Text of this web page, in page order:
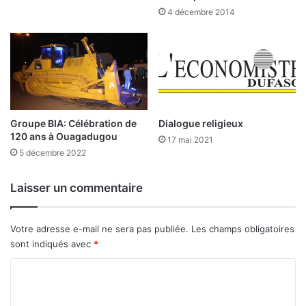
d
n
t
o
u
e
r
m
d
’
x
p
l
4 décembre 2014
Groupe BIA: Célébration de
120 ans à Ouagadugou
5 décembre 2022
Dialogue religieux
17 mai 2021
Laisser un commentaire
Votre adresse e-mail ne sera pas publiée. Les champs obligatoires
sont indiqués avec *